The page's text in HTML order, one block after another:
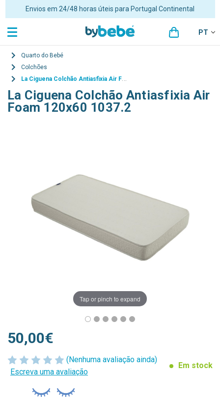
Envios em 24/48 horas úteis para Portugal Continental
PT
Quarto do Bebé
Colchões
La Ciguena Colchão Antiasfixia Air Foam 120x60 1037.2
La Ciguena Colchão Antiasfixia Air
Foam 120x60 1037.2
Tap or pinch to expand
(Nenhuma avaliação ainda)
Escreva uma avaliação
Em stock
50,00€